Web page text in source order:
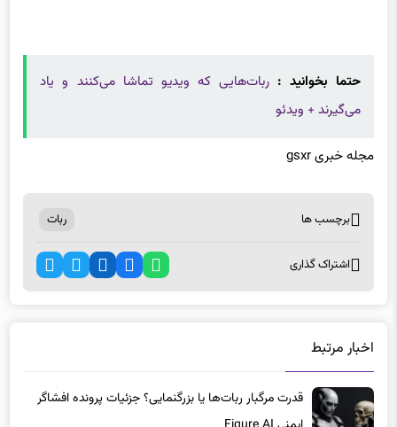
می‌گیرند + ویدئو
قدرت مرگبار ربات‌ها یا بزرگنمایی؟ جزئیات پرونده افشاگر
ایمنی Figure AI